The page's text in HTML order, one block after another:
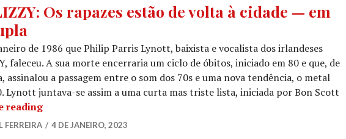
Os rapazes estão de volta à cidade — em
de 1986 que Philip Parris Lynott, baixista e vocalista dos irlandeses
faleceu. A sua morte encerraria um ciclo de óbitos, iniciado em 80 e que, de
assinalou a passagem entre o som dos 70s e uma nova tendência, o metal
Lynott juntava-se assim a uma curta mas triste lista, iniciada por Bon Scott
readingTHIN LIZZY: Os rapazes estão de volta à cidade — em dose dupla
FERREIRA 4 DE JANEIRO, 2023